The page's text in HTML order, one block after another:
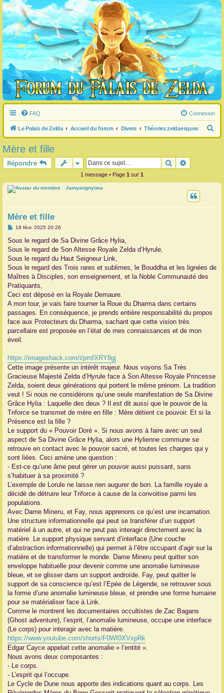
FAQ Connexion
Le Palais de Zelda Accueil du forum Divers Théories zeldaesques
e
Mère et fille
Répondre Rechercher
1 message • Page 1 sur 1
Jamyangnyima
Mère et fille
M
s
a
g
18 févr. 2025 20:26
Sous le regard de Sa Divine Grâce Hylia,
Sous le regard de Son Altesse Royale Zelda d’Hyrule,
Sous le regard du Haut Seigneur Link,
Sous le regard des Trois rares et sublimes, le Bouddha et les lignées de
Maîtres à Disciples, son enseignement, et la Noble Communauté des
Pratiquants,
Ceci est déposé en la Royale Demaure.
A mon tour, je vais faire tourner la Roue du Dharma dans certains
passages. En conséquence, je prends entière responsabilité du propos
face aux Protecteurs du Dharma, sachant que cette vision très
parcellaire est proposée en l’état de mes connaissances et de mon
éveil.
https://imageshack.com/i/pmfXRY8gj
Cette image présente un intérêt majeur. Nous voyons Sa Très
Gracieuse Majesté Zelda d’Hyrule face à Son Altesse Royale Princesse
Zelda, soient deux générations qui portent le même prénom. La tradition
veut ! Si nous ne considérons qu’une seule manifestation de Sa Divine
Grâce Hylia : Laquelle des deux ? Il est dit aussi que le pouvoir de la
Triforce se transmet de mère en fille : Mère détient ce pouvoir. Et si la
Présence est la fille ?
Le support du « Pouvoir Doré ». Si nous avons à faire avec un seul
aspect de Sa Divine Grâce Hylia, alors une Hylienne commune se
retrouve en contact avec le pouvoir sacré, et toutes les charges qui y
sont liées. Ceci amène une question :
- Est-ce qu’une âme peut gérer un pouvoir aussi puissant, sans
s’habituer à sa proximité ?
L’exemple de Lorule ne laisse rien augurer de bon. La famille royale a
décidé de détruire leur Triforce à cause de la convoitise parmi les
populations.
Avec Dame Mineru, et Fay, nous apprenons ce qu’est une incarnation.
Une structure informationnelle qui peut se transférer d’un support
matériel à un autre, et qui ne peut pas interagir directement avec la
matière. Le support physique servant d’interface (Une couche
d’abstraction informationnelle) qui permet à l’être occupant d’agir sur la
matière et de transformer le monde. Dame Mineru peut quitter son
enveloppe habituelle pour devenir comme une anomalie lumineuse
bleue, et se glisser dans un support androïde. Fay, peut quitter le
support de sa conscience qu’est l’Epée de Légende, se retrouver sous
la forme d’une anomalie lumineuse bleue, et prendre une forme humaine
pour se matérialiser face à Link.
Comme le montrent les documentaires occultistes de Zac Bagans
(Ghost adventure), l’esprit, l’anomalie lumineuse, occupe une interface
(Le corps) pour interagir avec la matière.
https://www.youtube.com/shorts/F0WI0XVxpRk
Edgar Cayce appelait cette anomalie « l’entité ».
Nous avons deux composantes :
- Le corps.
- L’esprit qui l’occupe.
Le Cycle de Dune nous apporte des indications quant au corps. Les